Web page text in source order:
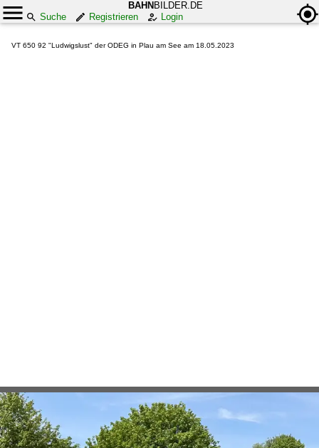
BAHN BILDER.DE
Suche
Registrieren Login
VT 650 92 "Ludwigslust" der ODEG in Plau am See am 18.05.2023